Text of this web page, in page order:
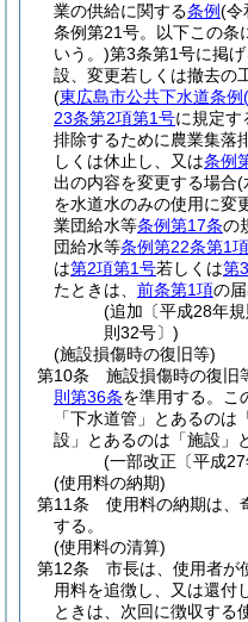
業の供給に関する条例(令
条例第21号。以下この条
いう。)第3条第1号に掲
設、変更若しくは撤去の
(東広島市公共下水道条例
23条第2項第1号に規定す
排除するために農業集落
しくは休止し、又は条例
出の内容を変更する場合(
を水道水のみの使用に変
業団給水等条例第17条の
団給水等条例第22条第1
は第2項第1号若しくは第
たときは、 前条第1項の
(追加〔平成28年
則32号〕)
(施設損傷時の復旧等)
第10条
施設損傷時の復旧
則第36条を準用する。 こ
「下水道管」とあるの
設」とあるのは「施設」
(一部改正〔平成
(使用料の納期)
第11条
使用料の納期は、
する。
(使用料の清算)
第12条
市長は、使用者が
用料を追徴し、又は還付
ときは、次回に徴収する